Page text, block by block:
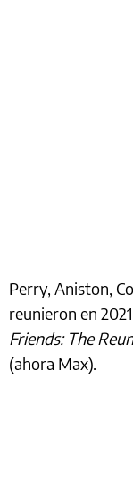
Perry, Aniston,
reunieron en
Friends: The
(ahora Max).